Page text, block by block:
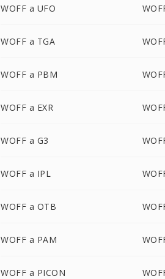
WOFF a UFO
WOFF a TGA
WOFF a PBM
WOFF a EXR
WOFF a G3
WOFF a IPL
WOFF a OTB
WOFF a PAM
WOFF a PICON